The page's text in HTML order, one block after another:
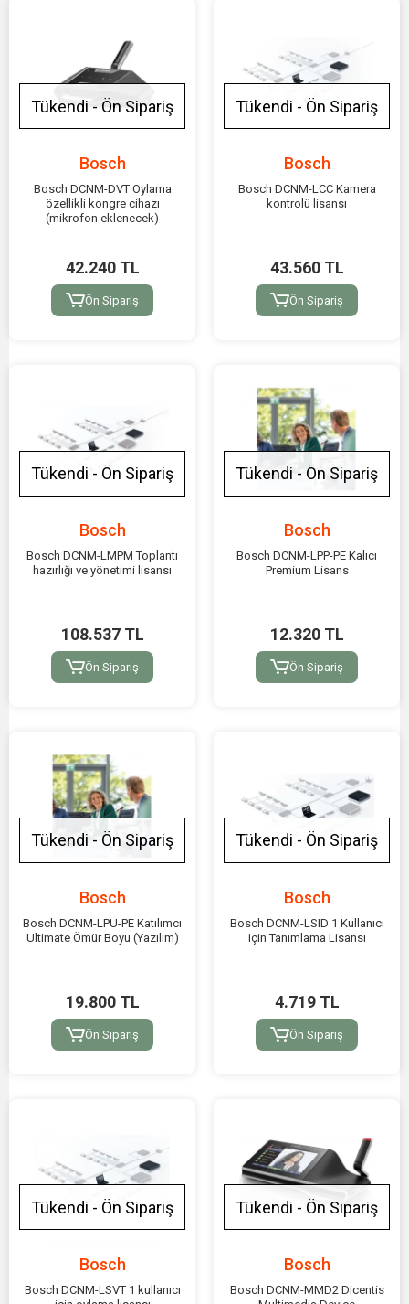
Tükendi - Ön Sipariş
Bosch
Bosch DCNM-DVT Oylama
özellikli kongre cihazı
(mikrofon eklenecek)
42.240 TL
Ön Sipariş
Tükendi - Ön Sipariş
Bosch
Bosch DCNM-LCC Kamera
kontrolü lisansı
43.560 TL
Ön Sipariş
Tükendi - Ön Sipariş
Bosch
Bosch DCNM-LMPM Toplantı
hazırlığı ve yönetimi lisansı
108.537 TL
Ön Sipariş
Tükendi - Ön Sipariş
Bosch
Bosch DCNM-LPP-PE Kalıcı
Premium Lisans
12.320 TL
Ön Sipariş
Tükendi - Ön Sipariş
Bosch
Bosch DCNM-LPU-PE Katılımcı
Ultimate Ömür Boyu (Yazılım)
19.800 TL
Ön Sipariş
Tükendi - Ön Sipariş
Bosch
Bosch DCNM-LSID 1 Kullanıcı
için Tanımlama Lisansı
4.719 TL
Ön Sipariş
Tükendi - Ön Sipariş
Bosch
Bosch DCNM-LSVT 1 kullanıcı
Tükendi - Ön Sipariş
Bosch
Bosch DCNM-MMD2 Dicentis